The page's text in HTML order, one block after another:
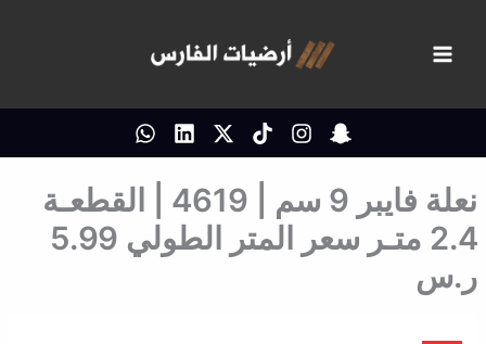
المحتوى
نعلة فايبر 9 سم | 4619 | القطعـة
2.4 متـر سعر المتر الطولي 5.99
ر.س